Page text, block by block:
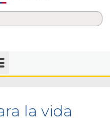
la vida